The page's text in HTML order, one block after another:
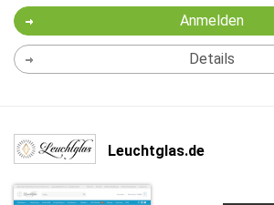
Anmelden
Details
Leuchtglas.de